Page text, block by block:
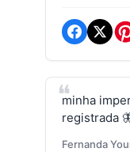
minha
registrada
Fernanda